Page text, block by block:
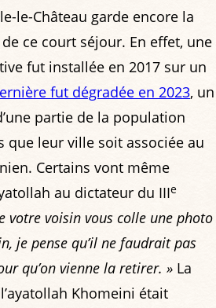
le-Château garde encore la
ce court séjour. En effet, une
fut installée en 2017 sur un
fut dégradée en 2023, un
partie de la population
que leur ville soit associée au
Certains vont même
au dictateur du IIIe
votre voisin vous colle une photo
je pense qu’il ne faudrait pas
qu’on vienne la retirer. » La
Khomeini était